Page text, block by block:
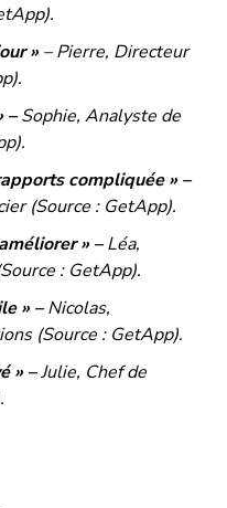
» – Pierre, Directeur
–Sophie, Analyste de
compliquée » –
(Source : GetApp).
» –Léa,
: GetApp).
» –Nicolas,
(Source : GetApp).
» –Julie, Chef de